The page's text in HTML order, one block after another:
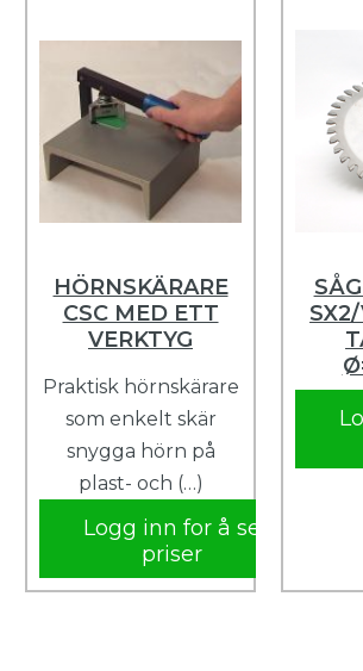
HÖRNSKÄRARE
CSC MED ETT
VERKTYG
Praktisk hörnskärare
som enkelt skär
snygga hörn på
plast- och (…)
Logg inn for å se
priser